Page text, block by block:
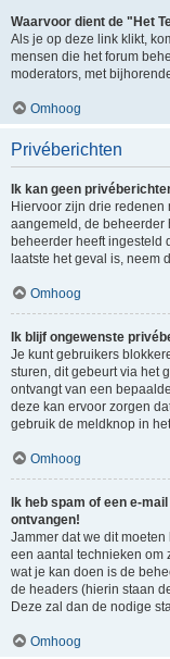
Waarvoor dient de "Het
Als je op deze link klikt,
mensen die het forum
moderators, met
Omhoog
Privéberichten
Ik kan geen
Hiervoor zijn drie
aangemeld, de beheerder
beheerder heeft ingesteld
laatste het geval is, neem
Omhoog
Ik blijf ongewenste
Je kunt gebruikers
sturen, dit gebeurt via het
ontvangt van een
deze kan ervoor zorgen
gebruik de meldknop in
Omhoog
Ik heb spam of een e-
ontvangen!
Jammer dat we dit
een aantal technieken om
wat je kan doen is de
de headers (hierin staan
Deze zal dan de nodige
Omhoog